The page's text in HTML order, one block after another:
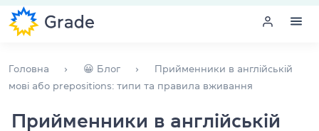
Головна 😀 Блог
Прийменники в англійській
мові або prepositions: типи та правила вживання
Прийменники в англійській